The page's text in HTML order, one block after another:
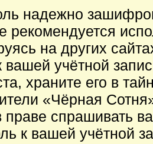
надежно
рекомендуется
на других
вашей учётной
храните его в
«Чёрная
праве спрашивать
к вашей учётной